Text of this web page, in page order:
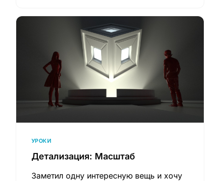
УРОКИ
Детализация: Масштаб
Заметил одну интересную вещь и хочу